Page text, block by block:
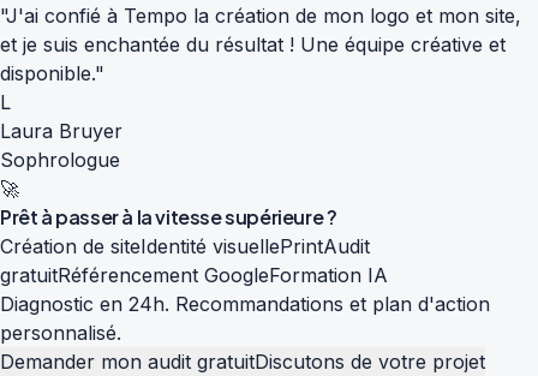
"J'ai confié à Tempo la création de mon logo et mon site,
et je suis enchantée du résultat ! Une équipe créative et
disponible."
L
Laura Bruyer
Sophrologue
🚀
Prêt à passer à lavitesse supérieure?
Création de siteIdentité visuellePrintAudit
gratuitRéférencement GoogleFormation IA
Diagnostic en 24h. Recommandations et plan d'action
personnalisé.
Demander mon audit gratuitDiscutons de votre projet